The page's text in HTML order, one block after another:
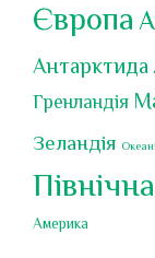
Європа
Антарктида
Гренландія
Зеландія
Америка